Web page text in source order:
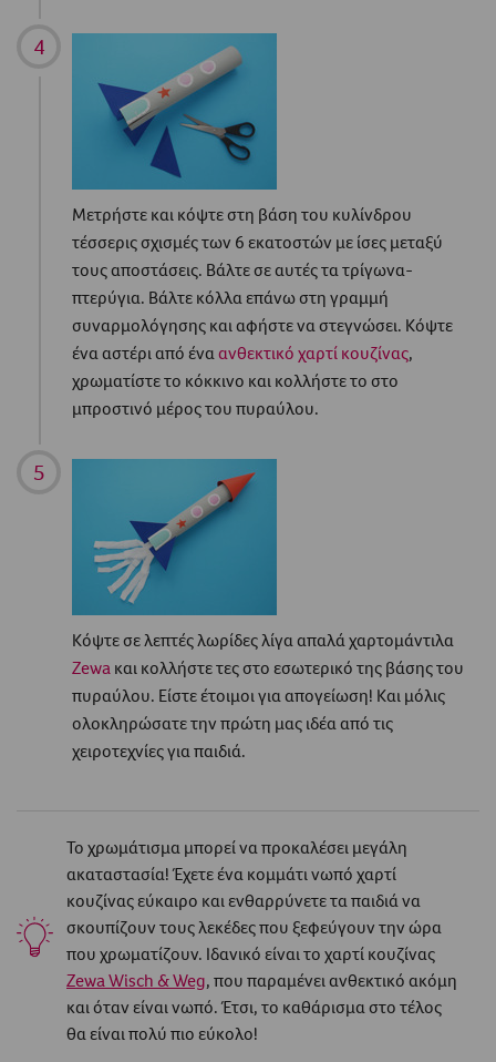
Μετρήστε και κόψτε στη βάση του κυλίνδρου
τέσσερις σχισμές των 6 εκατοστών με ίσες μεταξύ
τους αποστάσεις. Βάλτε σε αυτές τα τρίγωνα-
πτερύγια. Βάλτε κόλλα επάνω στη γραμμή
συναρμολόγησης και αφήστε να στεγνώσει. Κόψτε
ένα αστέρι από ένα ανθεκτικό χαρτί κουζίνας,
χρωματίστε το κόκκινο και κολλήστε το στο
μπροστινό μέρος του πυραύλου.
Κόψτε σε λεπτές λωρίδες λίγα απαλά χαρτομάντιλα
Zewa και κολλήστε τες στο εσωτερικό της βάσης του
πυραύλου. Είστε έτοιμοι για απογείωση! Kαι μόλις
ολοκληρώσατε την πρώτη μας ιδέα από τις
χειροτεχνίες για παιδιά.
Το χρωμάτισμα μπορεί να προκαλέσει μεγάλη
ακαταστασία! Έχετε ένα κομμάτι νωπό χαρτί
κουζίνας εύκαιρο και ενθαρρύνετε τα παιδιά να
σκουπίζουν τους λεκέδες που ξεφεύγουν την ώρα
που χρωματίζουν. Ιδανικό είναι το χαρτί κουζίνας
Zewa Wisch & Weg, που παραμένει ανθεκτικό ακόμη
και όταν είναι νωπό. Έτσι, το καθάρισμα στο τέλος
θα είναι πολύ πιο εύκολο!